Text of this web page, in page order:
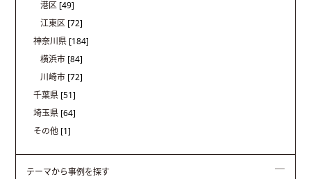
港区 [49]
江東区 [72]
神奈川県 [184]
横浜市 [84]
川崎市 [72]
千葉県 [51]
埼玉県 [64]
その他 [1]
テーマから事例を探す